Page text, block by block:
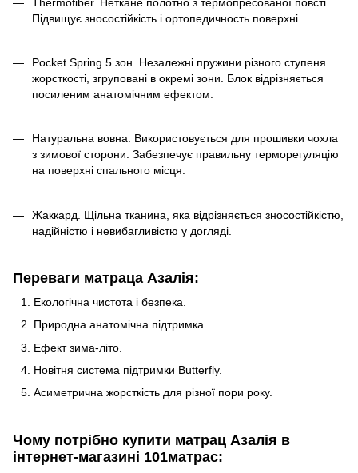
Підвищує зносостійкість і ортопедичность поверхні.
Pocket Spring 5 зон. Незалежні пружини різного ступеня
жорсткості, згруповані в окремі зони. Блок відрізняється
посиленим анатомічним ефектом.
Натуральна вовна. Використовується для прошивки чохла
з зимової сторони. Забезпечує правильну терморегуляцію
на поверхні спального місця.
Жаккард. Щільна тканина, яка відрізняється зносостійкістю,
надійністю і невибагливістю у догляді.
Переваги матраца Азалія:
Екологічна чистота і безпека.
Природна анатомічна підтримка.
Ефект зима-літо.
Новітня система підтримки Butterfly.
Асиметрична жорсткість для різної пори року.
Чому потрібно купити матрац Азалія в
інтернет-магазині 101матрас: